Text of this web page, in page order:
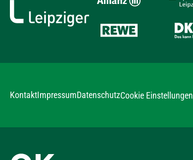
KontaktImpressumDatenschutzCookie Einstellungen